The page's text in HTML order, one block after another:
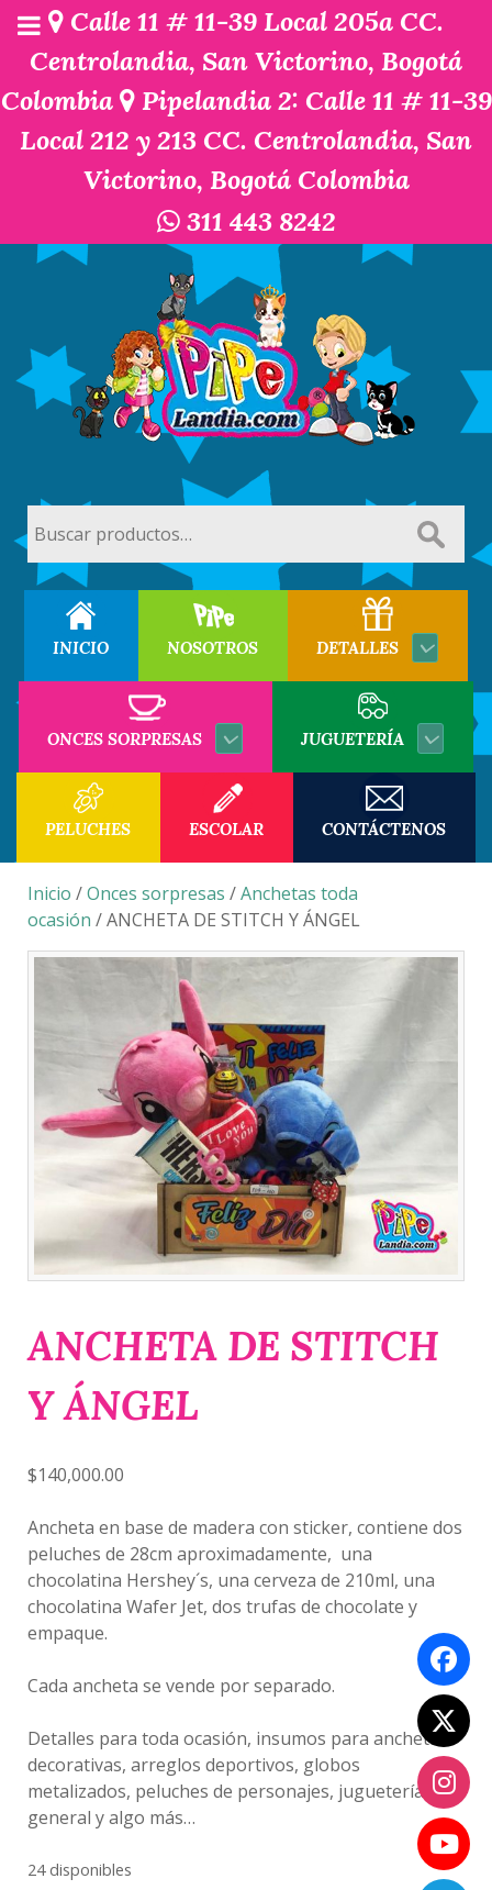
Calle 11 # 11-39 Local 205a CC.
Centrolandia, San Victorino, Bogotá
Colombia
Pipelandia 2: Calle 11 # 11-39
Local 212 y 213 CC. Centrolandia, San
Victorino, Bogotá Colombia
311 443 8242
por:
INICIO NOSOTROS DETALLES
ONCES SORPRESAS JUGUETERÍA
PELUCHES ESCOLAR CONTÁCTENOS
Inicio /Onces sorpresas /Anchetas toda
ocasión / ANCHETA DE STITCH Y ÁNGEL
ANCHETA DE STITCH
Y ÁNGEL
$140,000.00
Ancheta en base de madera con sticker, contiene dos
peluches de 28cm aproximadamente, una
chocolatina Hershey´s, una cerveza de 210ml, una
chocolatina Wafer Jet, dos trufas de chocolate y
empaque.
Cada ancheta se vende por separado.
Detalles para toda ocasión, insumos para anchetas
decorativas, arreglos deportivos, globos
metalizados, peluches de personajes, juguetería
general y algo más…
24 disponibles